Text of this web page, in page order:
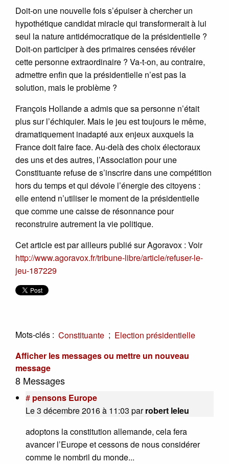
Doit-on une nouvelle fois s’épuiser à chercher un
hypothétique candidat miracle qui transformerait à lui
seul la nature antidémocratique de la présidentielle ?
Doit-on participer à des primaires censées révéler
cette personne extraordinaire ? Va-t-on, au contraire,
admettre enfin que la présidentielle n’est pas la
solution, mais le problème ?
François Hollande a admis que sa personne n’était
plus sur l’échiquier. Mais le jeu est toujours le même,
dramatiquement inadapté aux enjeux auxquels la
France doit faire face. Au-delà des choix électoraux
des uns et des autres, l’Association pour une
Constituante refuse de s’inscrire dans une compétition
hors du temps et qui dévoie l’énergie des citoyens :
elle entend n’utiliser le moment de la présidentielle
que comme une caisse de résonnance pour
reconstruire autrement la vie politique.
Cet article est par ailleurs publié sur Agoravox : Voir
http://www.agoravox.fr/tribune-libre/article/refuser-le-
jeu-187229
Mots-clés : Constituante ; Election présidentielle
Afficher les messages ou mettre un nouveau
message
8 Messages
# pensons Europe
Le 3 décembre 2016 à 11:03 parrobert leleu
adoptons la constitution allemande, cela fera
avancer l’Europe et cessons de nous considérer
comme le nombril du monde...